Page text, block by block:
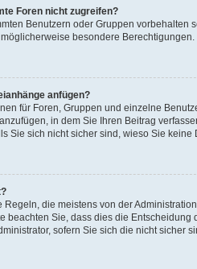
Foren nicht zugreifen?
Benutzern oder Gruppen
besondere
anfügen?
für Foren, Gruppen und einzelne
in dem Sie Ihren Beitrag
Sie sich nicht sicher sind, wieso Sie
Regeln, die meistens von der
beachten Sie, dass dies die
sofern Sie sich die nicht sicher